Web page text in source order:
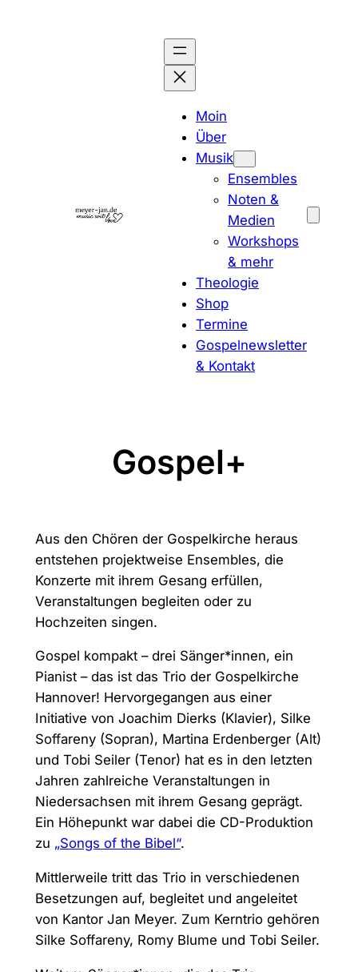
Moin
Über
Musik
Ensembles
Noten &
Medien
Workshops
& mehr
Theologie
Shop
Termine
Gospelnewsletter
& Kontakt
Gospel+
Aus den Chören der Gospelkirche heraus
entstehen projektweise Ensembles, die
Konzerte mit ihrem Gesang erfüllen,
Veranstaltungen begleiten oder zu
Hochzeiten singen.
Gospel kompakt – drei Sänger*innen, ein
Pianist – das ist das Trio der Gospelkirche
Hannover! Hervorgegangen aus einer
Initiative von Joachim Dierks (Klavier), Silke
Soffareny (Sopran), Martina Erdenberger (Alt)
und Tobi Seiler (Tenor) hat es in den letzten
Jahren zahlreiche Veranstaltungen in
Niedersachsen mit ihrem Gesang geprägt.
Ein Höhepunkt war dabei die CD-Produktion
zu „Songs of the Bibel“.
Mittlerweile tritt das Trio in verschiedenen
Besetzungen auf, begleitet und angeleitet
von Kantor Jan Meyer. Zum Kerntrio gehören
Silke Soffareny, Romy Blume und Tobi Seiler.